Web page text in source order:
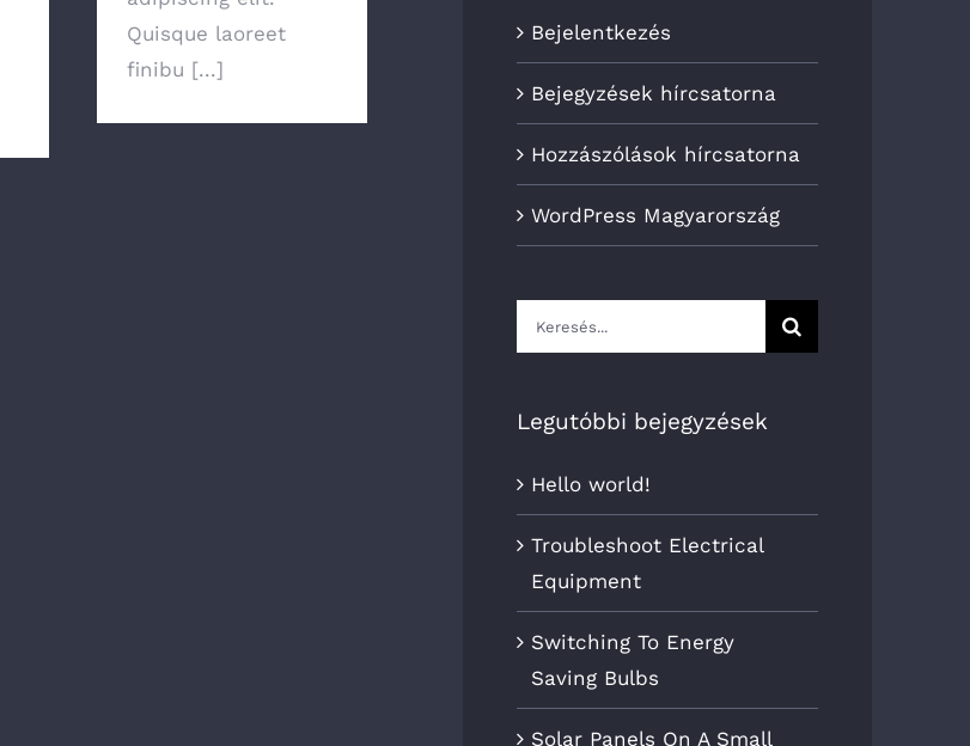
Quisque laoreet
finibu [...]
Bejelentkezés
Bejegyzések hírcsatorna
Hozzászólások hírcsatorna
WordPress Magyarország
Keresés...
Legutóbbi bejegyzések
Hello world!
Troubleshoot Electrical
Equipment
Switching To Energy
Saving Bulbs
Solar Panels On A Small